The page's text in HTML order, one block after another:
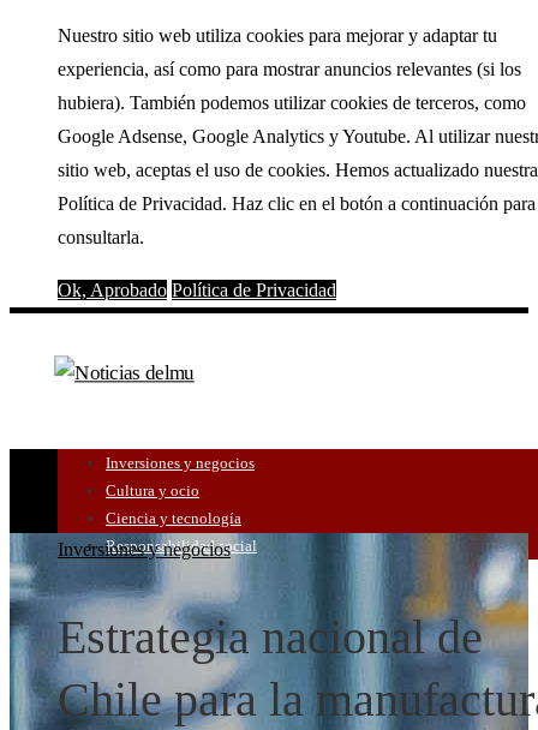
Nuestro sitio web utiliza cookies para mejorar y adaptar tu
experiencia, así como para mostrar anuncios relevantes (si los
hubiera). También podemos utilizar cookies de terceros, como
Google Adsense, Google Analytics y Youtube. Al utilizar
sitio web, aceptas el uso de cookies. Hemos actualizado nuestra
Política de Privacidad. Haz clic en el botón a continuación para
consultarla.
Ok, Aprobado Política de Privacidad
Inversiones y negocios
Cultura y ocio
Ciencia y tecnología
Responsabilidad social
Inversiones y negocios
Estrategia nacional de
Chile para la